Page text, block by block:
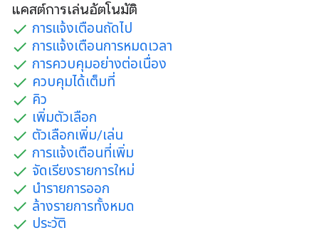
แคสต์การเล่นอัตโนมัติ
การแจ้งเตือนถัดไป
การแจ้งเตือนการหมดเวลา
การควบคุมอย่างต่อเนื่อง
ควบคุมได้เต็มที่
คิว
เพิ่มตัวเลือก
ตัวเลือกเพิ่ม/เล่น
การแจ้งเตือนที่เพิ่ม
จัดเรียงรายการใหม่
นํารายการออก
ล้างรายการทั้งหมด
ประวัติ